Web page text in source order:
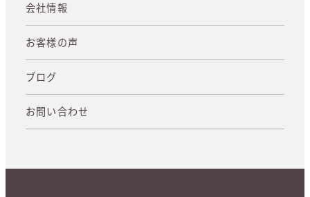
会社情報
お客様の声
ブログ
お問い合わせ